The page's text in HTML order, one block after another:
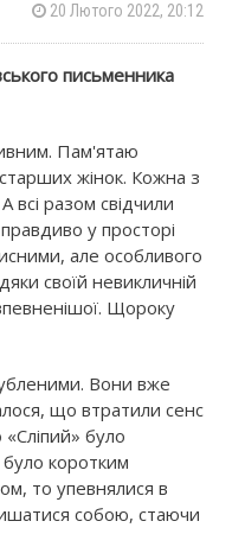
20 Лютого 2022, 20:12
письменника
Пам'ятаю
старших жінок. Кожна з
всі разом свідчили
у просторі
але особливого
своїй невикличній
Щороку
Вони вже
що втратили сенс
«Сліпий» було
коротким
то упевнялися в
собою, стаючи